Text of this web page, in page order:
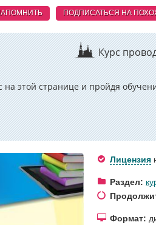
ПОДПИСАТЬСЯ НА
Курс
на этой странице и пройдя
Лицензия
Раздел:
Формат: